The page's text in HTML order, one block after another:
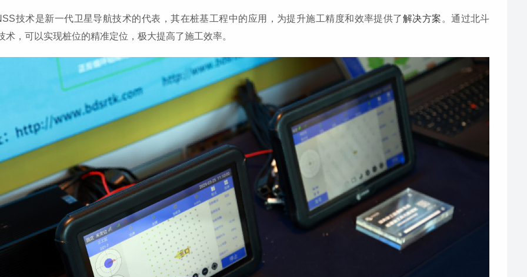
技术是新一代卫星导航技术的代表，其在桩基工程中的应用，为提升施工精度和效率提供了解决方案 。通过北斗
术，可以实现桩位的精准定位，极大提高了施工效率。